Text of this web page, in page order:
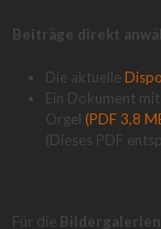
Beiträge direkt
Die aktuelle
Ein Dokument
Orgel(PDF 3,8
(Dieses PDF
Für die Bildergalerien